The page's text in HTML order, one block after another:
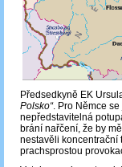
Předsedkyně EK
Polsko“. Pro Němce se
nepředstavitelná
brání nařčení, že by
nestavěli koncentrační
prachsprostou